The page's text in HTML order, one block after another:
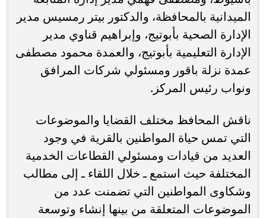
الميدانية بالمحافظة، والدكتور بيتر رمسيس مدير
الإدارة الصحية بأبوتيج، وإبراهيم قناوي مدير
الإدارة التعليمية بأبوتيج، والعمدة محمود مصطفى
عمدة نزلة باقور ومسئولي شركات المرافق
ونواب رئيس المركز.
ناقش المحافظ مختلف القضايا والموضوعات
التي تمس حياة المواطنين بالقرية في وجود
العديد من قيادات ومسئولي القطاعات الخدمية
المختلفة حيث استمع ـ خلال اللقاء ـ إلى مطالب
وشكاوى المواطنين التي تضمنت عدد من
الموضوعات المتعلقة من بينها إنشاء وتوسعة